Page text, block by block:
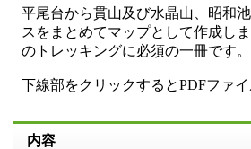
平尾台から貫山及び水晶山、昭和
スをまとめてマップとして作成し
のトレッキングに必須の一冊です。
下線部をクリックするとPDFファイ
内容